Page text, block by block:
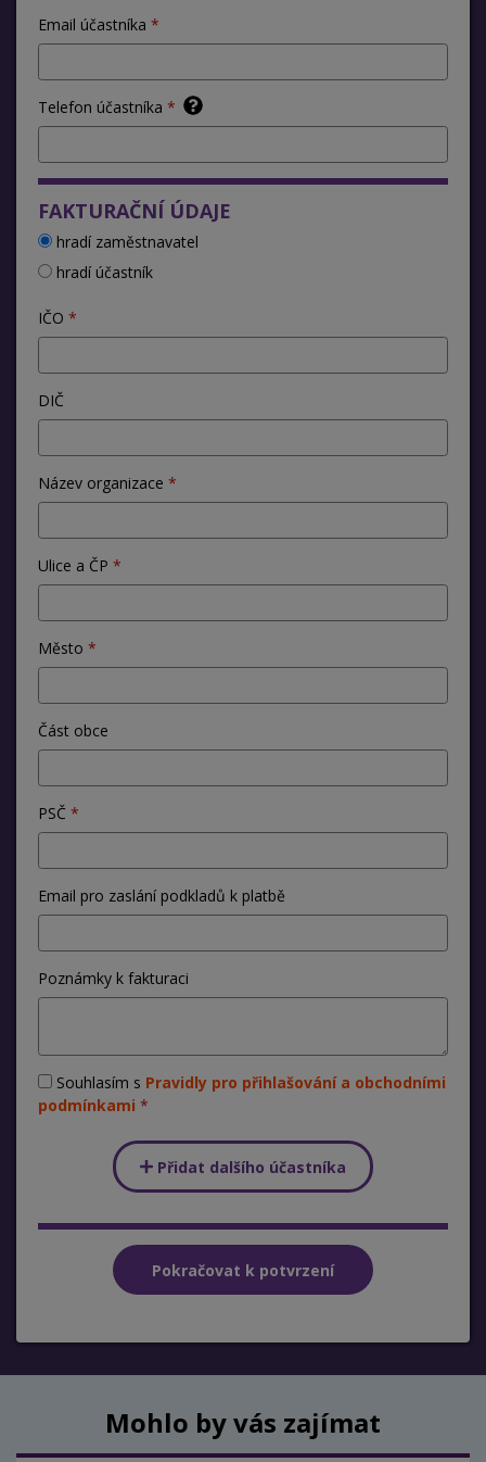
Email účastníka
Telefon účastníka
FAKTURAČNÍ ÚDAJE
hradí zaměstnavatel
hradí účastník
IČO
DIČ
Název organizace
Ulice a ČP
Město
Část obce
PSČ
Email pro zaslání podkladů k platbě
Poznámky k fakturaci
Souhlasím s Pravidly pro přihlašování a obchodními
podmínkami
Přidat dalšího účastníka
Mohlo by vás zajímat